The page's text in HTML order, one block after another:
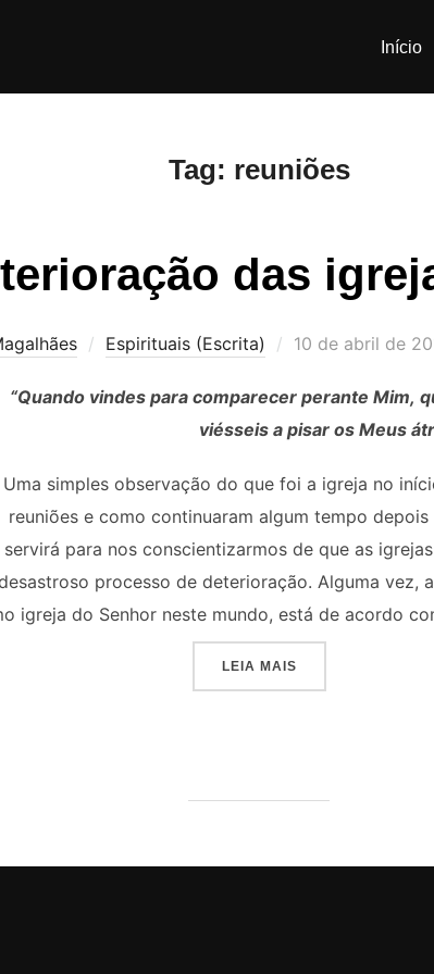
Início
Tag: reuniões
das
Espirituais (Escrita)
Postado
10 de abril de
“Quando vindes para comparecer perante Mim,
viésseis a pisar os Meus
Uma simples observação do que foi a igreja no
reuniões e como continuaram algum tempo
servirá para nos conscientizarmos de que as
processo de deterioração. Alguma vez,
igreja do Senhor neste mundo, está de acordo
LEIA MAIS“A